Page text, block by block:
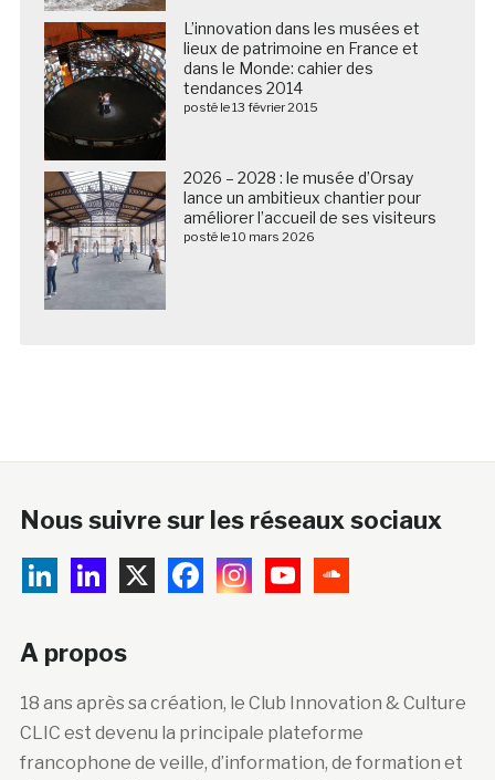
L’innovation dans les musées et
lieux de patrimoine en France et
dans le Monde: cahier des
tendances 2014
posté le 13 février 2015
2026 – 2028 : le musée d’Orsay
lance un ambitieux chantier pour
améliorer l’accueil de ses visiteurs
posté le 10 mars 2026
Nous suivre sur les réseaux sociaux
A propos
18 ans après sa création, le Club Innovation & Culture
CLIC est devenu la principale plateforme
francophone de veille, d’information, de formation et